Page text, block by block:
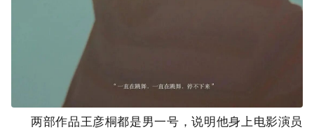
两部作品王彦桐都是男一号，说明他身上电影演员